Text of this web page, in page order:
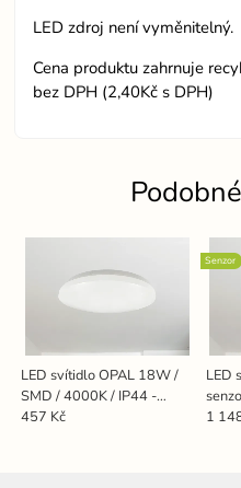
LED zdroj není vyměnitelný.
Cena produktu zahrnuje
bez DPH (2,40Kč s DPH)
LED svítidlo OPAL 18W /
SMD / 4000K / IP44 -
LCL422S/44
457 Kč
LED
MS /
Senzor
1